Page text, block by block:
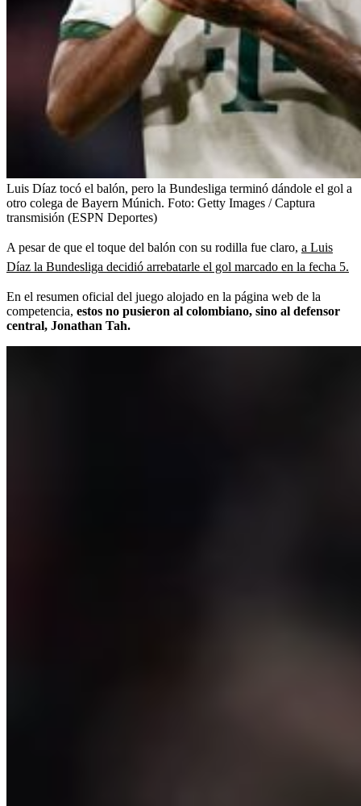
Luis Díaz tocó el balón, pero la Bundesliga terminó dándole el gol a
otro colega de Bayern Múnich. Foto: Getty Images / Captura
transmisión (ESPN Deportes)
A pesar de que el toque del balón con su rodilla fue claro, a Luis
Díaz la Bundesliga decidió arrebatarle el gol marcado en la fecha 5.
En el resumen oficial del juego alojado en la página web de la
competencia, estos no pusieron al colombiano, sino al defensor
central, Jonathan Tah.